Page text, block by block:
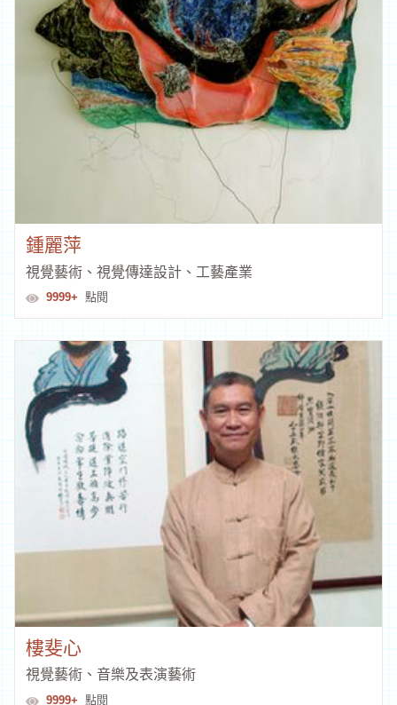
鍾麗萍
視覺藝術、視覺傳達設計、工藝產業
9999+ 點閱
樓斐心
視覺藝術、音樂及表演藝術
9999+ 點閱